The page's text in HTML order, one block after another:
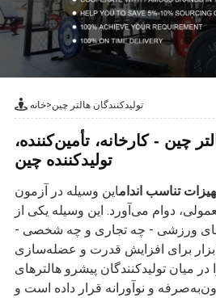
خانه>تولیدکنندگان هالتر چین
چین - کارخانه، تأمین‌کننده،
تولیدکننده چین
تناسب انداماین وسیله در آزمون
دوام می‌آورد. این وسیله یکی از
ورزشی - چه تجاری و چه شخصی -
ابزار برای افزایش قدرت و عضله‌سازی
میان تولیدکنندگان پیشرو هالترهای
و نوآورانه قرار داده است و